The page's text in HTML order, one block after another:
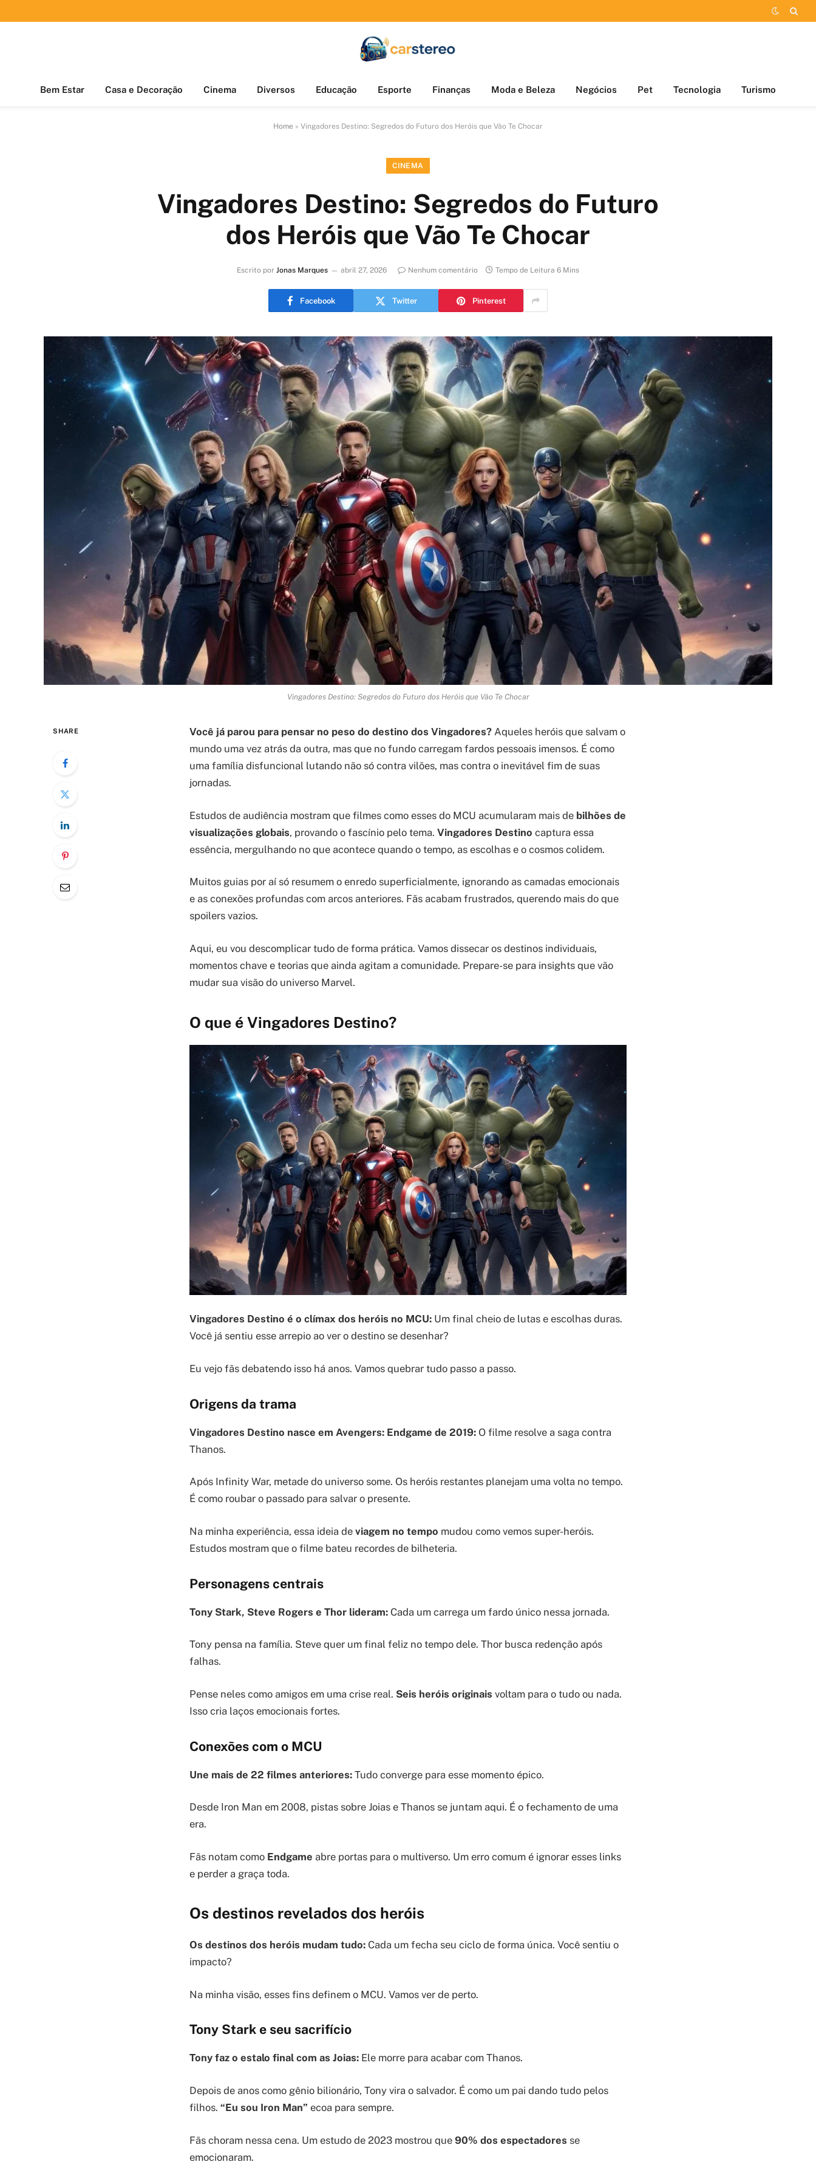
Bem Estar Casa e Decoração Cinema Diversos Educação Esporte Finanças Moda e Beleza Negócios Pet Tecnologia Turismo
Home » Vingadores Destino: Segredos do Futuro dos Heróis que Vão Te Chocar
CINEMA
Vingadores Destino: Segredos do Futuro
dos Heróis que Vão Te Chocar
Escrito por Jonas Marques abril 27, 2026 Nenhum comentário Tempo de Leitura 6 Mins
Facebook Twitter Pinterest
Vingadores Destino: Segredos do Futuro dos Heróis que Vão Te Chocar
SHARE Você já parou para pensar no peso do destino dos Vingadores? Aqueles heróis que salvam o
mundo uma vez atrás da outra, mas que no fundo carregam fardos pessoais imensos. É como
uma família disfuncional lutando não só contra vilões, mas contra o inevitável fim de suas
jornadas.
Estudos de audiência mostram que filmes como esses do MCU acumularam mais de bilhões de
visualizações globais, provando o fascínio pelo tema. Vingadores Destino captura essa
essência, mergulhando no que acontece quando o tempo, as escolhas e o cosmos colidem.
Muitos guias por aí só resumem o enredo superficialmente, ignorando as camadas emocionais
e as conexões profundas com arcos anteriores. Fãs acabam frustrados, querendo mais do que
spoilers vazios.
Aqui, eu vou descomplicar tudo de forma prática. Vamos dissecar os destinos individuais,
momentos chave e teorias que ainda agitam a comunidade. Prepare-se para insights que vão
mudar sua visão do universo Marvel.
O que é Vingadores Destino?
Vingadores Destino é o clímax dos heróis no MCU: Um final cheio de lutas e escolhas duras.
Você já sentiu esse arrepio ao ver o destino se desenhar?
Eu vejo fãs debatendo isso há anos. Vamos quebrar tudo passo a passo.
Origens da trama
Vingadores Destino nasce em Avengers: Endgame de 2019: O filme resolve a saga contra
Thanos.
Após Infinity War, metade do universo some. Os heróis restantes planejam uma volta no tempo.
É como roubar o passado para salvar o presente.
Na minha experiência, essa ideia de viagem no tempo mudou como vemos super-heróis.
Estudos mostram que o filme bateu recordes de bilheteria.
Personagens centrais
Tony Stark, Steve Rogers e Thor lideram: Cada um carrega um fardo único nessa jornada.
Tony pensa na família. Steve quer um final feliz no tempo dele. Thor busca redenção após
falhas.
Pense neles como amigos em uma crise real. Seis heróis originais voltam para o tudo ou nada.
Isso cria laços emocionais fortes.
Conexões com o MCU
Une mais de 22 filmes anteriores: Tudo converge para esse momento épico.
Desde Iron Man em 2008, pistas sobre Joias e Thanos se juntam aqui. É o fechamento de uma
era.
Fãs notam como Endgame abre portas para o multiverso. Um erro comum é ignorar esses links
e perder a graça toda.
Os destinos revelados dos heróis
Os destinos dos heróis mudam tudo: Cada um fecha seu ciclo de forma única. Você sentiu o
impacto?
Na minha visão, esses fins definem o MCU. Vamos ver de perto.
Tony Stark e seu sacrifício
Tony faz o estalo final com as Joias: Ele morre para acabar com Thanos.
Depois de anos como gênio bilionário, Tony vira o salvador. É como um pai dando tudo pelos
filhos. “Eu sou Iron Man” ecoa para sempre.
Fãs choram nessa cena. Um estudo de 2023 mostrou que 90% dos espectadores se
emocionaram.